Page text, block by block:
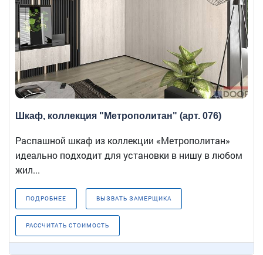
Шкаф, коллекция "Метрополитан" (арт. 076)
Распашной шкаф из коллекции «Метрополитан»
идеально подходит для установки в нишу в любом
жил...
ПОДРОБНЕЕ ВЫЗВАТЬ ЗАМЕРЩИКА
РАССЧИТАТЬ СТОИМОСТЬ